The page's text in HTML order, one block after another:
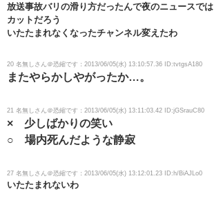
放送事故バリの滑り方だったんで夜のニュースでは
カットだろう
いたたまれなくなったチャンネル変えたわ
20 名無しさん＠恐縮です：2013/06/05(水) 13:10:57.36 ID:tvtgsA180
またやらかしやがったか…。
21 名無しさん＠恐縮です：2013/06/05(水) 13:11:03.42 ID:jGSrauC80
× 少しばかりの笑い
○ 場内死んだような静寂
27 名無しさん＠恐縮です：2013/06/05(水) 13:12:01.23 ID:h/BiAJLo0
いたたまれないわ